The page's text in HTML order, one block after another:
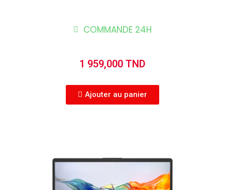
COMMANDE 24H
1 959,000 TND
Ajouter au panier